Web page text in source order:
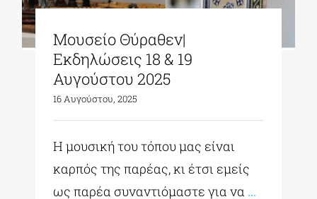
ΔΗΜΟΙ
ΕΚΔΗΛΩΣΕΙΣ
Μουσείο Θύραθεν|
Εκδηλώσεις 18 & 19
Αυγούστου 2025
16 Αυγούστου, 2025
Η μουσική του τόπου μας είναι
καρπός της παρέας, κι έτσι εμείς
ως παρέα συναντιόμαστε για να …